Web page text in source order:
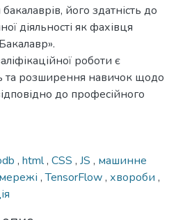
його здатність до
діяльності як фахівця
роботи є
та розширення навичок щодо
до професійного
, html, CSS , JS , машинне
,TensorFlow, хвороби ,